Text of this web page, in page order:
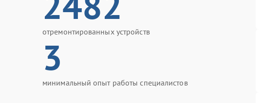
отремонтированных устройств
3
минимальный опыт работы специалистов